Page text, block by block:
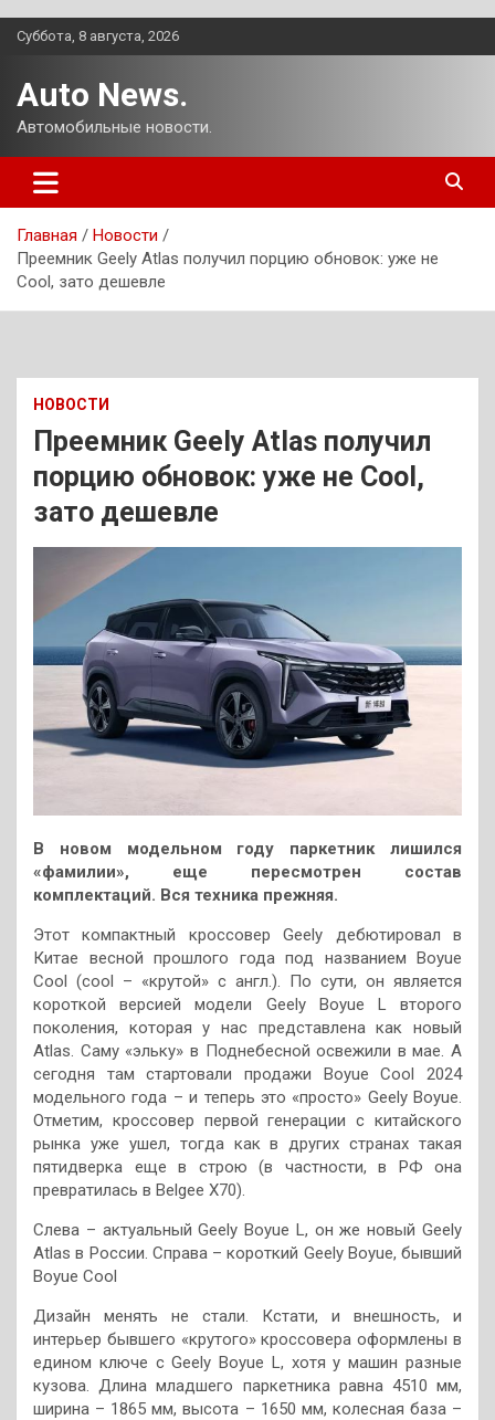
Перейти
Суббота, 8 августа, 2026
Auto News.
Автомобильные новости.
Главная
Новости
Преемник Geely Atlas получил порцию обновок: уже не
Cool, зато дешевле
НОВОСТИ
Преемник Geely Atlas получил
порцию обновок: уже не Cool,
зато дешевле
В новом модельном году паркетник лишился
«фамилии», еще пересмотрен состав
комплектаций. Вся техника прежняя.
Этот компактный кроссовер Geely дебютировал в
Китае весной прошлого года под названием Boyue
Cool (cool – «крутой» с англ.). По сути, он является
короткой версией модели Geely Boyue L второго
поколения, которая у нас представлена как новый
Atlas. Саму «эльку» в Поднебесной освежили в мае. А
сегодня там стартовали продажи Boyue Cool 2024
модельного года – и теперь это «просто» Geely Boyue.
Отметим, кроссовер первой генерации с китайского
рынка уже ушел, тогда как в других странах такая
пятидверка еще в строю (в частности, в РФ она
превратилась в Belgee X70).
Слева – актуальный Geely Boyue L, он же новый Geely
Atlas в России. Справа – короткий Geely Boyue, бывший
Boyue Cool
Дизайн менять не стали. Кстати, и внешность, и
интерьер бывшего «крутого» кроссовера оформлены в
едином ключе с Geely Boyue L, хотя у машин разные
кузова. Длина младшего паркетника равна 4510 мм,
ширина – 1865 мм, высота – 1650 мм, колесная база –